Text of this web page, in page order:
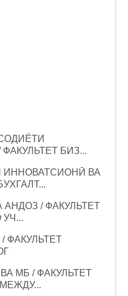
БИЗ...
ВА
/ ФАКУЛЬТЕТ
ФАКУЛЬТЕТ
МБ / ФАКУЛЬТЕТ